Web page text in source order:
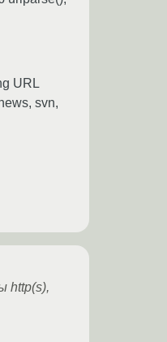
URL
svn,
http(s),